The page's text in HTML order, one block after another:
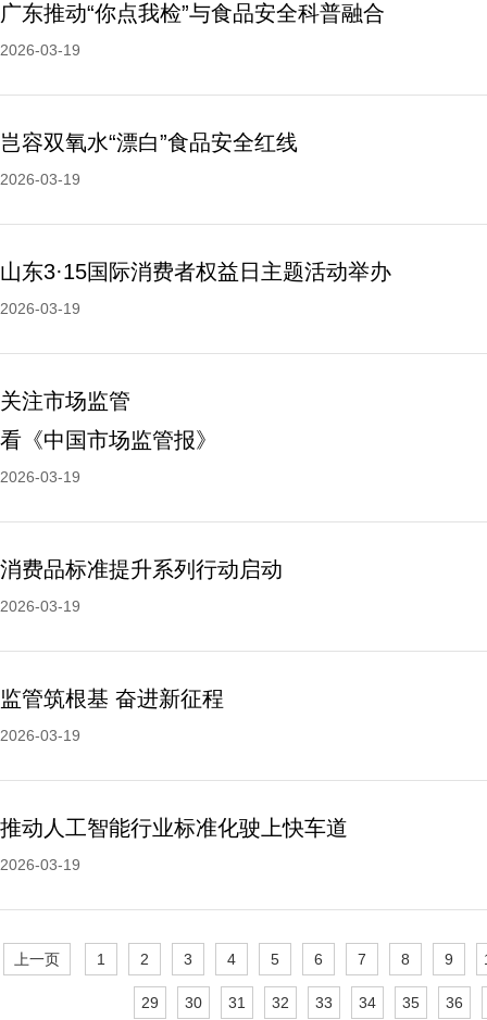
广东推动“你点我检”与食品安全科普融合
2026-03-19
岂容双氧水“漂白”食品安全红线
2026-03-19
山东3·15国际消费者权益日主题活动举办
2026-03-19
关注市场监管
看《中国市场监管报》
2026-03-19
消费品标准提升系列行动启动
2026-03-19
监管筑根基 奋进新征程
2026-03-19
推动人工智能行业标准化驶上快车道
2026-03-19
上一页 1 2 3 4 5 6 7 8 9
29 30 31 32 33 34 35 36